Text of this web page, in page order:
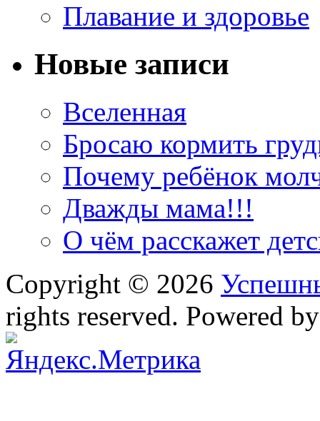
Плавание и здоровье
Новые записи
Вселенная
Бросаю кормить
Почему ребёнок
Дважды мама!!!
О чём расскажет
Copyright © 2026
rights reserved. Powered